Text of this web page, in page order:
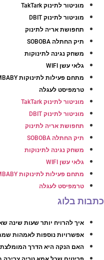
מוניטור לתינוק TakTark
מוניטור לתינוק DBIT
תחפושת אריה לתינוק
תיק החתלה SOBOBA
משחק נגינה לתינוקות
גלאי עשן WIFI
מתחם פעילות לתינוקות IMBABY
טרמפיסט לעגלה
מוניטור לתינוק TakTark
מוניטור לתינוק DBIT
תחפושת אריה לתינוק
תיק החתלה SOBOBA
משחק נגינה לתינוקות
גלאי עשן WIFI
מתחם פעילות לתינוקות IMBABY
טרמפיסט לעגלה
כתבות בלוג
איך להרויח יותר שעות שינה
אפשרויות נוספות לאמהות
האם הנקה היא הדרך המומלצת